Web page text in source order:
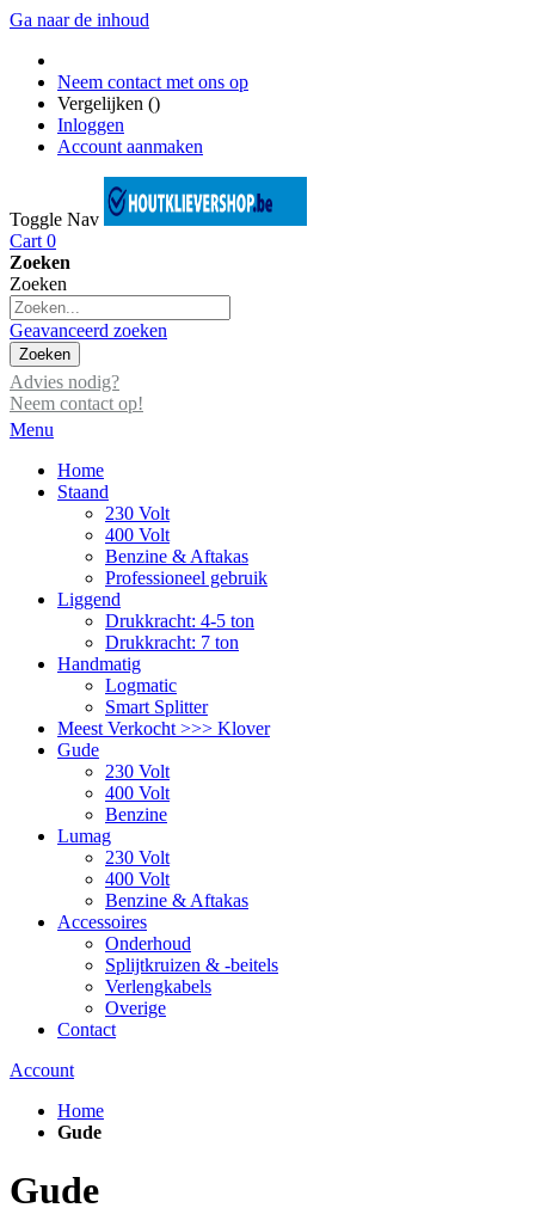
Ga naar de inhoud
Neem contact met ons op
Vergelijken ()
Inloggen
Account aanmaken
Toggle Nav
Cart 0
Zoeken
Zoeken
Geavanceerd zoeken
Zoeken
Advies nodig?
Neem contact op!
Menu
Home
Staand
230 Volt
400 Volt
Benzine & Aftakas
Professioneel gebruik
Liggend
Drukkracht: 4-5 ton
Drukkracht: 7 ton
Handmatig
Logmatic
Smart Splitter
Meest Verkocht >>> Klover
Gude
230 Volt
400 Volt
Benzine
Lumag
230 Volt
400 Volt
Benzine & Aftakas
Accessoires
Onderhoud
Splijtkruizen & -beitels
Verlengkabels
Overige
Contact
Account
Home
Gude
Gude